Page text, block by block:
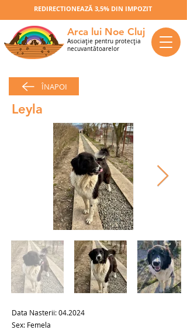
Arca lui Noe Cluj
Asociaţie pentru protecţia
necuvantătoarelor
REDIRECTIONEAZĂ 3,5% DIN IMPOZIT
ÎNAPOI
Leyla
Data Nasterii: 04.2024
Sex: Femela